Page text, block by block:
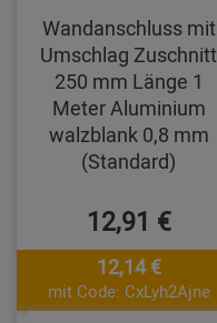
Wandanschluss mit
Umschlag Zuschnitt
250 mm Länge 1
Meter Aluminium
walzblank 0,8 mm
(Standard)
12,91 €
12,14 €
mit Code: CxLyh2Ajne